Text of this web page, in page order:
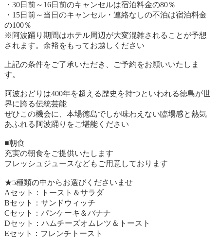
・30日前～16日前のキャンセルは宿泊料金の80％
・15日前～当日のキャンセル・連絡なしの不泊は宿泊料金
の100％
※阿波踊り期間はホテル周辺が大変混雑されることが予想
されます。余裕をもってお越しください
上記の条件をご了承いただき、ご予約をお願いいたしま
す。
阿波おどりは400年を超える歴史を持つといわれる徳島が世
界に誇る伝統芸能
ぜひこの機会に、本場徳島でしか味わえない臨場感と熱気
あふれる阿波踊りをご堪能ください
■朝食
充実の朝食をご提供いたします
フレッシュジュースなどもご用意しております
★5種類の中からお選びくださいませ
Aセット：トースト＆サラダ
Bセット：サンドウィッチ
Cセット：パンケーキ＆バナナ
Dセット：ハムチーズオムレツ＆トースト
Eセット：フレンチトースト